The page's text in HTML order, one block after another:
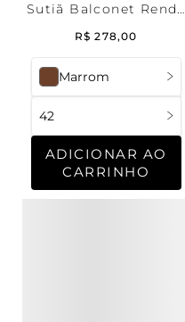
Marrom
42
ADICIONAR AO
CARRINHO
Sutiã Balconet Renda
Deep Brown
R$ 278,00